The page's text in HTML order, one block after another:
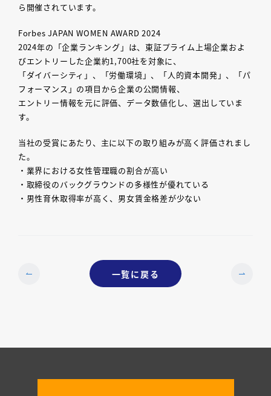
ら開催されています。
Forbes JAPAN WOMEN AWARD 2024
2024年の「企業ランキング」は、東証プライム上場企業およ
びエントリーした企業約1,700社を対象に、
「ダイバーシティ」、「労働環境」、「人的資本開発」、「パ
フォーマンス」の項目から企業の公開情報、
エントリー情報を元に評価、データ数値化し、選出していま
す。
当社の受賞にあたり、主に以下の取り組みが高く評価されまし
た。
・業界における女性管理職の割合が高い
・取締役のバックグラウンドの多様性が優れている
・男性育休取得率が高く、男女賃金格差が少ない
一覧に戻る